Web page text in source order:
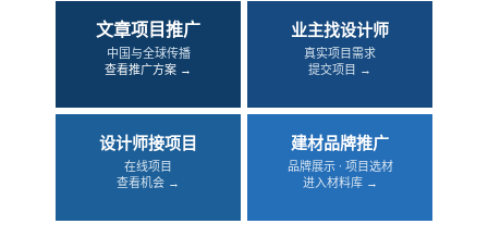
文章项目推广
中国与全球传播
查看推广方案 →
业主找设计师
真实项目需求
提交项目 →
设计师接项目
在线项目
查看机会 →
建材品牌推广
品牌展示 · 项目选材
进入材料库 →